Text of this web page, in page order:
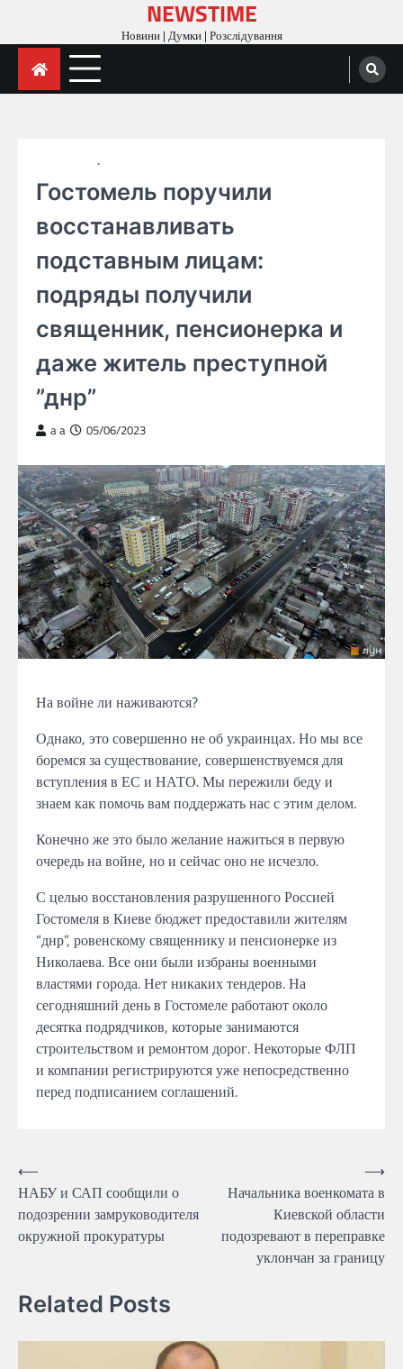
content
NEWSTIME
Новини | Думки | Розслідування
Гостомель поручили
восстанавливать
подставным лицам:
подряды получили
священник, пенсионерка и
даже житель преступной
”днр”
a a 05/06/2023
На войнели наживаются?
Однако, этосовершенноне об украинцах.Но мы все
боремся за существование, совершенствуемся для
вступленияв ЕС и НАТО. Мыпережили беду и
знаемкакпомочь вам поддержать нас с этим делом.
Конечно же это было желание нажиться в первую
очередь на войне, но и сейчас ононеисчезло.
С целью восстановленияразрушенногоРоссией
Гостомеляв Киеве бюджет предоставили жителям
“днр”, ровенскому священнику и пенсионерке из
Николаева.Все они были избраны военными
властями города.Нет никакихтендеров.На
сегодняшний деньв Гостомелеработают около
десятка подрядчиков, которые занимаются
строительством и ремонтом дорог.Некоторые ФЛП
и компании регистрируютсяуже непосредственно
перед подписанием соглашений.
Навігація
записів
⟵
НАБУ и САП сообщили о
подозрении замруководителя
окружной прокуратуры
Начальника военкомата в
Киевской области
подозревают в переправке
уклончан за границу
⟶
Related Posts